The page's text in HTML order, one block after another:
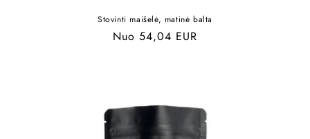
Stovinti maišelė, matinė balta
Įprasta
Nuo 54,04 EUR